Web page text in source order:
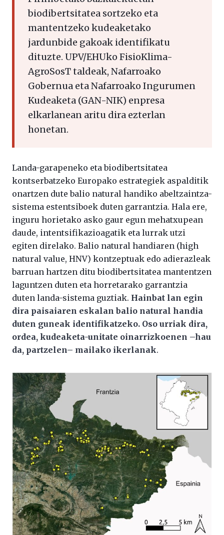
biodibertsitatea sortzeko eta
mantentzeko kudeaketako
jardunbide gakoak identifikatu
dituzte. UPV/EHUko FisioKlima-
AgroSosT taldeak, Nafarroako
Gobernua eta Nafarroako Ingurumen
Kudeaketa (GAN-NIK) enpresa
elkarlanean aritu dira ezterlan
honetan.
Landa-garapeneko eta biodibertsitatea
kontserbatzeko Europako estrategiek aspalditik
onartzen dute balio natural handiko abeltzaintza-
sistema estentsiboek duten garrantzia. Hala ere,
inguru horietako asko gaur egun mehatxupean
daude, intentsifikazioagatik eta lurrak utzi
egiten direlako. Balio natural handiaren (high
natural value, HNV) kontzeptuak edo adierazleak
barruan hartzen ditu biodibertsitatea mantentzen
laguntzen duten eta horretarako garrantzia
duten landa-sistema guztiak. Hainbat lan egin
dira paisaiaren eskalan balio natural handia
duten guneak identifikatzeko. Oso urriak dira,
ordea, kudeaketa-unitate oinarrizkoenen –hau
da, partzelen– mailako ikerlanak.